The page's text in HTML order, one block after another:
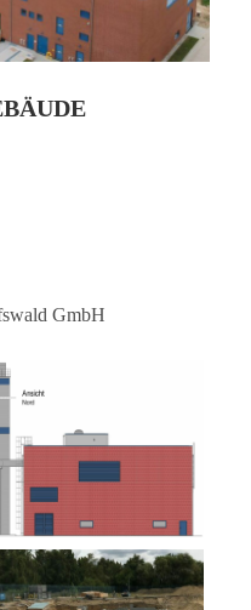
GmbH